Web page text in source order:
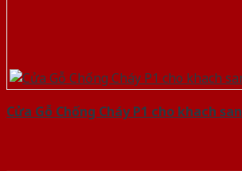
Cửa Gỗ Chống Cháy P1 cho khach san